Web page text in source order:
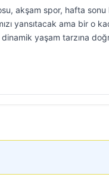
akşam spor, hafta sonu
yansıtacak ama bir o
yaşam tarzına